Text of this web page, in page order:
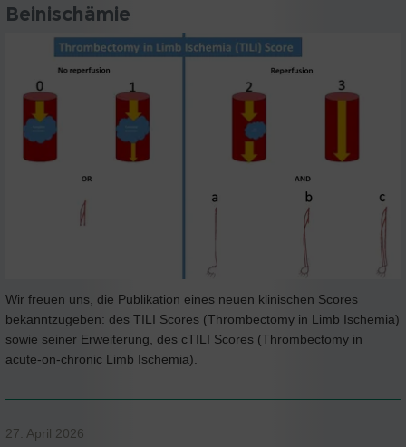
Beinischämie
Wir freuen uns, die Publikation eines neuen klinischen Scores
bekanntzugeben: des TILI Scores (Thrombectomy in Limb Ischemia)
sowie seiner Erweiterung, des cTILI Scores (Thrombectomy in
acute-on-chronic Limb Ischemia).
27. April 2026